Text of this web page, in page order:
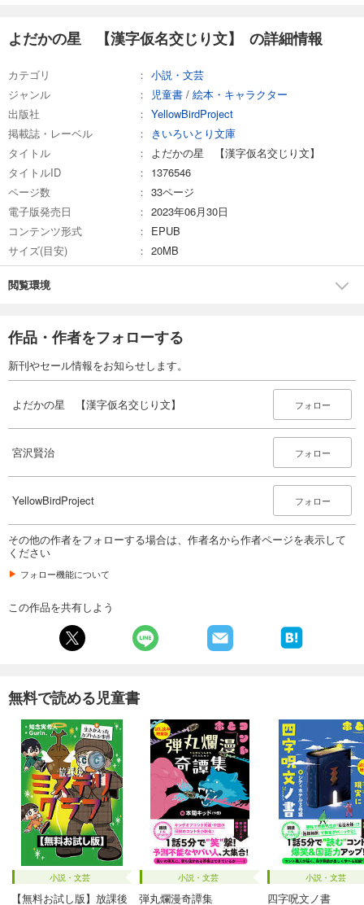
よだかの星 【漢字仮名交じり文】 の詳細情報
カテゴリ
小説・文芸
ジャンル
児童書 / 絵本・キャラクター
出版社
YellowBirdProject
掲載誌・レーベル
きいろいとり文庫
タイトル
よだかの星 【漢字仮名交じり文】
タイトルID
1376546
ページ数
33ページ
電子版発売日
2023年06月30日
コンテンツ形式
EPUB
サイズ(目安)
20MB
閲覧環境
作品・作者をフォローする
新刊やセール情報をお知らせします。
よだかの星 【漢字仮名交じり文】 フォロー
宮沢賢治 フォロー
YellowBirdProject フォロー
その他の作者をフォローする場合は、作者名から作者ページを表示して
ください
フォロー機能について
この作品を共有しよう
無料で読める児童書
小説・文芸
【無料お試し版】放課後
小説・文芸
弾丸爛漫奇譚集
小説・文芸
四字呪文ノ書